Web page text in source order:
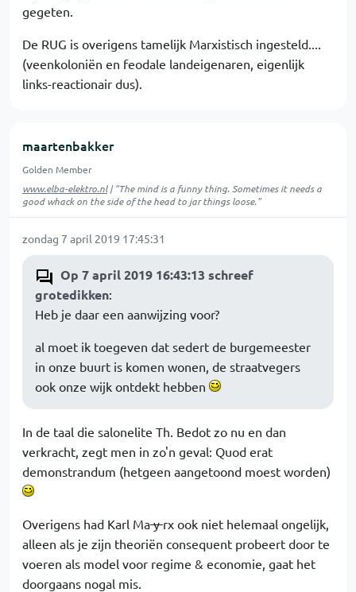
gegeten.
De RUG is overigens tamelijk Marxistisch ingesteld....
(veenkoloniën en feodale landeigenaren, eigenlijk
links-reactionair dus).
maartenbakker
Golden Member
www.elba-elektro.nl| "The mind is a funny thing. Sometimes it needs a
good whack on the side of the head to jar things loose."
zondag 7 april 2019 17:45:31
Op 7 april 2019 16:43:13 schreef
grotedikken:
Heb je daar een aanwijzing voor?
al moet ik toegeven dat sedert de burgemeester
in onze buurt is komen wonen, de straatvegers
ook onze wijk ontdekt hebben
In de taal die salonelite Th. Bedot zo nu en dan
verkracht, zegt men in zo'n geval: Quod erat
demonstrandum (hetgeen aangetoond moest worden)
Overigens had Karl Mayrx ook niet helemaal ongelijk,
alleen als je zijn theoriën consequent probeert door te
voeren als model voor regime & economie, gaat het
doorgaans nogal mis.